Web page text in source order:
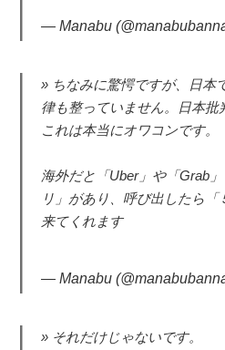
— Manabu
ちなみに驚愕ですが、日本
律も整っていません。日本批
これは本当にオワコンです。
海外だと「Uber」や「Grab
リ」があり、呼び出したら
来てくれます
— Manabu
それだけじゃないです。